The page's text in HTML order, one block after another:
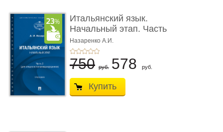
Итальянский язык.
Начальный этап. Часть
2. Учеб� ...
Назаренко А.И.
750 руб. 578 руб.
Купить